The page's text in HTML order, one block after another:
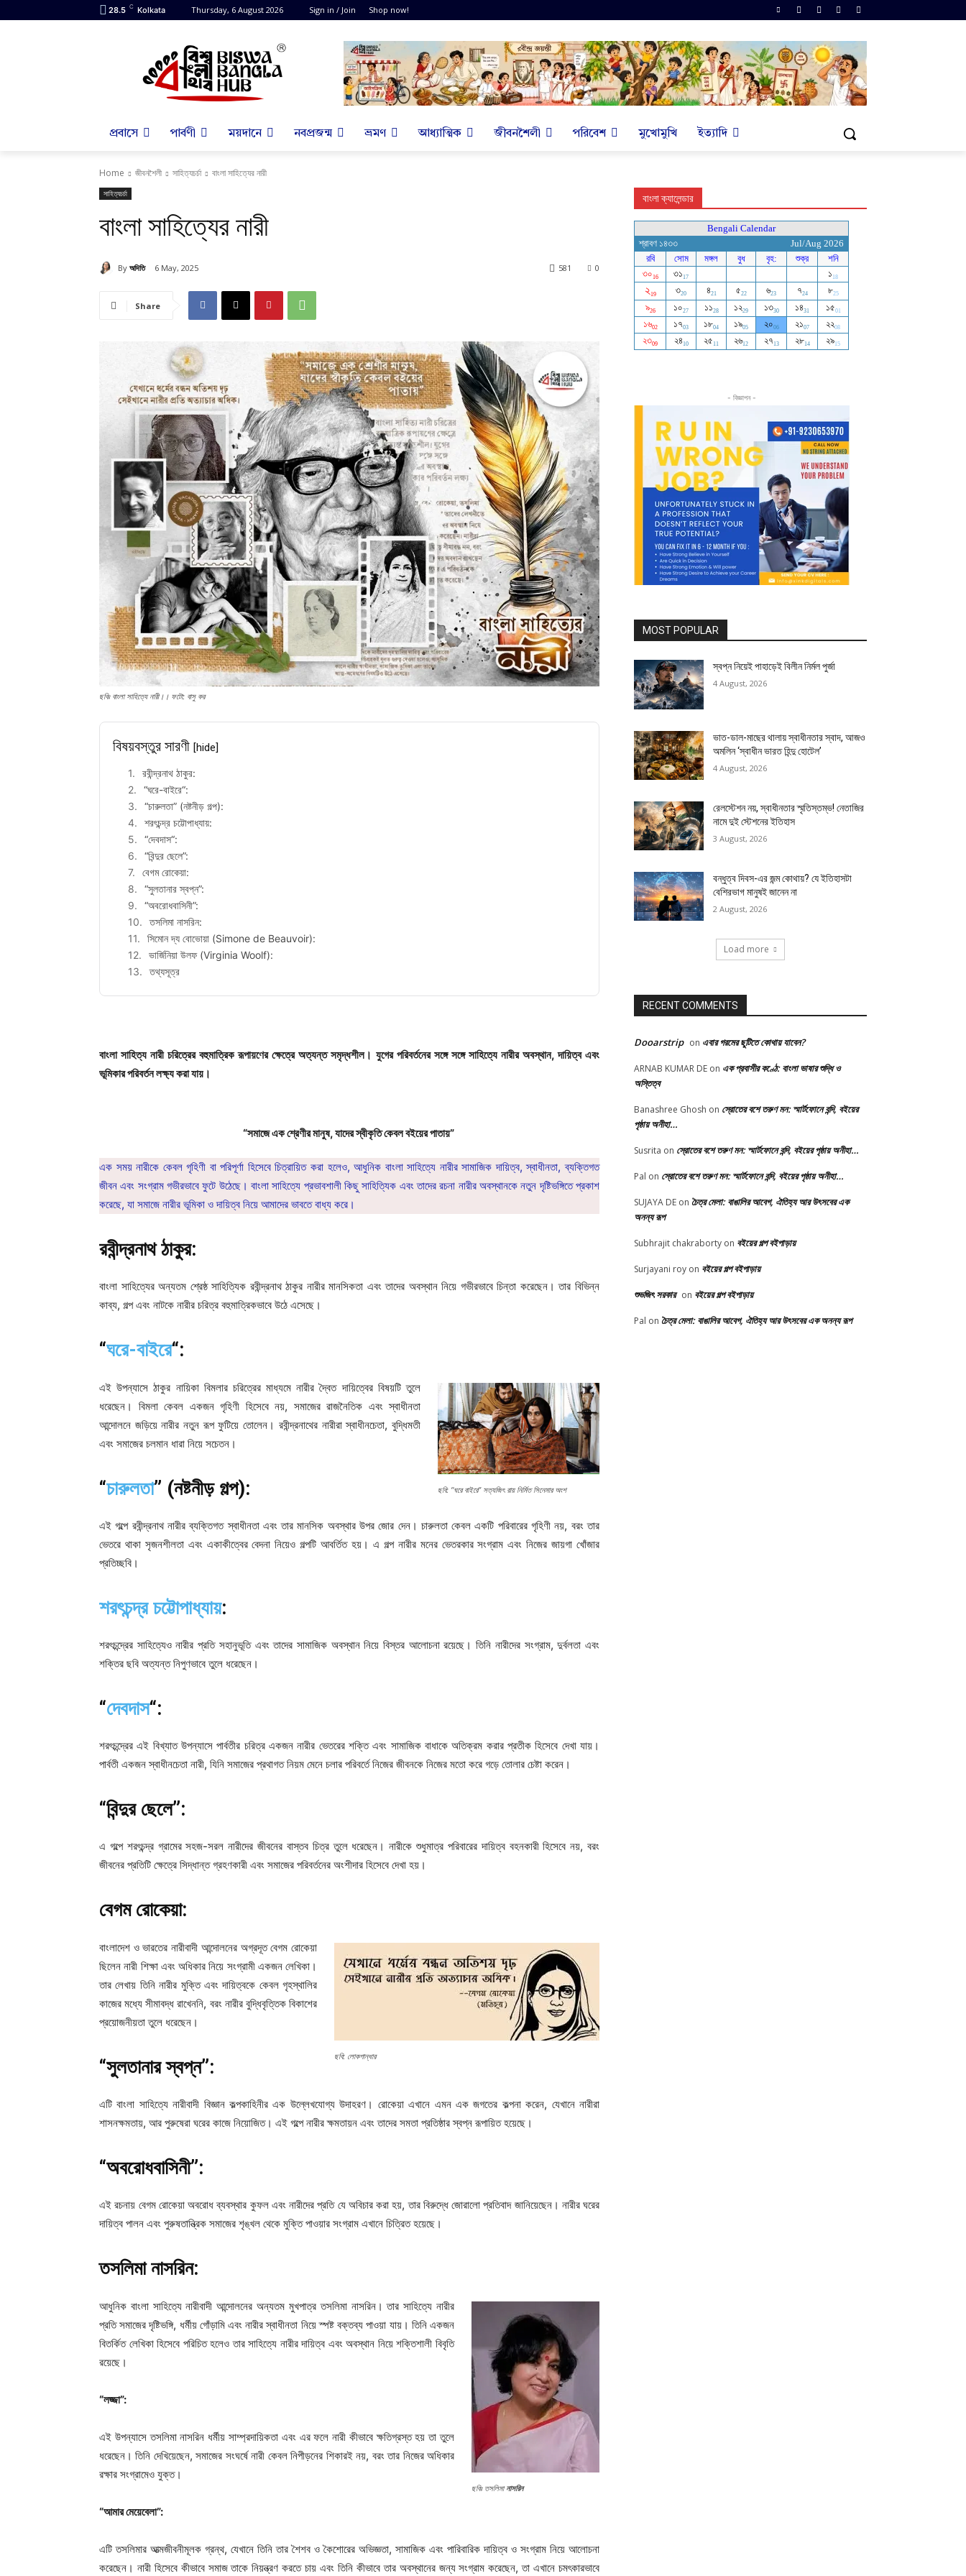
28.5 C Kolkata Thursday, 6 August 2026 Sign in / Join Shop now!
প্রবাসে পার্বণী ময়দানে নবপ্রজন্ম ভ্রমণ আধ্যাত্মিক জীবনশৈলী পরিবেশ মুখোমুখি ইত্যাদি
Home জীবনশৈলী সাহিত্যচর্চা বাংলা সাহিত্যের নারী
সাহিত্যচর্চা
বাংলা সাহিত্যের নারী
By অদিতি 6 May, 2025 0
581
Share
ছবিঃ বাংলা সাহিত্যে নারী।। ফটো: বাসু কর
বিষয়বস্তুর সারণী [hide]
রবীন্দ্রনাথ ঠাকুর:
“ঘরে-বাইরে“:
“চারুলতা” (নষ্টনীড় গল্প):
শরৎচন্দ্র চট্টোপাধ্যায়:
“দেবদাস“:
“বিন্দুর ছেলে”:
বেগম রোকেয়া:
“সুলতানার স্বপ্ন”:
“অবরোধবাসিনী”:
তসলিমা নাসরিন:
সিমোন দ্য বোভোয়া (Simone de Beauvoir):
ভার্জিনিয়া উলফ (Virginia Woolf):
তথ্যসূত্র
বাংলা সাহিত্য নারী চরিত্রের বহুমাত্রিক রূপায়ণের ক্ষেত্রে অত্যন্ত সমৃদ্ধশীল। যুগের পরিবর্তনের সঙ্গে সঙ্গে সাহিত্যে নারীর অবস্থান, দায়িত্ব এবং
ভূমিকার পরিবর্তন লক্ষ্য করা যায়।
“সমাজে এক শ্রেণীর মানুষ, যাদের স্বীকৃতি কেবল বইয়ের পাতায়”
এক সময় নারীকে কেবল গৃহিণী বা পরিপূর্ণা হিসেবে চিত্রায়িত করা হলেও, আধুনিক বাংলা সাহিত্যে নারীর সামাজিক দায়িত্ব, স্বাধীনতা, ব্যক্তিগত
জীবন এবং সংগ্রাম গভীরভাবে ফুটে উঠেছে। বাংলা সাহিত্যে প্রভাবশালী কিছু সাহিত্যিক এবং তাদের রচনা নারীর অবস্থানকে নতুন দৃষ্টিভঙ্গিতে প্রকাশ
করেছে, যা সমাজে নারীর ভূমিকা ও দায়িত্ব নিয়ে আমাদের ভাবতে বাধ্য করে।
রবীন্দ্রনাথ ঠাকুর:
বাংলা সাহিত্যের অন্যতম শ্রেষ্ঠ সাহিত্যিক রবীন্দ্রনাথ ঠাকুর নারীর মানসিকতা এবং তাদের অবস্থান নিয়ে গভীরভাবে চিন্তা করেছেন। তার বিভিন্ন
কাব্য, গল্প এবং নাটকে নারীর চরিত্র বহুমাত্রিকভাবে উঠে এসেছে।
“ঘরে-বাইরে“:
ছবি: “ঘরে বাইরে” সত্যজিৎ রায় নির্মিত সিনেমার অংশ
এই উপন্যাসে ঠাকুর নায়িকা বিমলার চরিত্রের মাধ্যমে নারীর দ্বৈত দায়িত্বের বিষয়টি তুলে
ধরেছেন। বিমলা কেবল একজন গৃহিণী হিসেবে নয়, সমাজের রাজনৈতিক এবং স্বাধীনতা
আন্দোলনে জড়িয়ে নারীর নতুন রূপ ফুটিয়ে তোলেন। রবীন্দ্রনাথের নারীরা স্বাধীনচেতা, বুদ্ধিমতী
এবং সমাজের চলমান ধারা নিয়ে সচেতন।
“চারুলতা” (নষ্টনীড় গল্প):
এই গল্পে রবীন্দ্রনাথ নারীর ব্যক্তিগত স্বাধীনতা এবং তার মানসিক অবস্থার উপর জোর দেন। চারুলতা কেবল একটি পরিবারের গৃহিণী নয়, বরং তার
ভেতরে থাকা সৃজনশীলতা এবং একাকীত্বের বেদনা নিয়েও গল্পটি আবর্তিত হয়। এ গল্প নারীর মনের ভেতরকার সংগ্রাম এবং নিজের জায়গা খোঁজার
প্রতিচ্ছবি।
শরৎচন্দ্র চট্টোপাধ্যায়:
শরৎচন্দ্রের সাহিত্যেও নারীর প্রতি সহানুভূতি এবং তাদের সামাজিক অবস্থান নিয়ে বিস্তর আলোচনা রয়েছে। তিনি নারীদের সংগ্রাম, দুর্বলতা এবং
শক্তির ছবি অত্যন্ত নিপুণভাবে তুলে ধরেছেন।
“দেবদাস“:
শরৎচন্দ্রের এই বিখ্যাত উপন্যাসে পার্বতীর চরিত্র একজন নারীর ভেতরের শক্তি এবং সামাজিক বাধাকে অতিক্রম করার প্রতীক হিসেবে দেখা যায়।
পার্বতী একজন স্বাধীনচেতা নারী, যিনি সমাজের প্রথাগত নিয়ম মেনে চলার পরিবর্তে নিজের জীবনকে নিজের মতো করে গড়ে তোলার চেষ্টা করেন।
“বিন্দুর ছেলে”:
এ গল্পে শরৎচন্দ্র গ্রামের সহজ-সরল নারীদের জীবনের বাস্তব চিত্র তুলে ধরেছেন। নারীকে শুধুমাত্র পরিবারের দায়িত্ব বহনকারী হিসেবে নয়, বরং
জীবনের প্রতিটি ক্ষেত্রে সিদ্ধান্ত গ্রহণকারী এবং সমাজের পরিবর্তনের অংশীদার হিসেবে দেখা হয়।
বেগম রোকেয়া:
ছবি: লোকগান্ধার
বাংলাদেশ ও ভারতের নারীবাদী আন্দোলনের অগ্রদূত বেগম রোকেয়া
ছিলেন নারী শিক্ষা এবং অধিকার নিয়ে সংগ্রামী একজন লেখিকা।
তার লেখায় তিনি নারীর মুক্তি এবং দায়িত্বকে কেবল গৃহস্থালির
কাজের মধ্যে সীমাবদ্ধ রাখেননি, বরং নারীর বুদ্ধিবৃত্তিক বিকাশের
প্রয়োজনীয়তা তুলে ধরেছেন।
“সুলতানার স্বপ্ন”:
এটি বাংলা সাহিত্যে নারীবাদী বিজ্ঞান কল্পকাহিনীর এক উল্লেখযোগ্য উদাহরণ। রোকেয়া এখানে এমন এক জগতের কল্পনা করেন, যেখানে নারীরা
শাসনক্ষমতায়, আর পুরুষেরা ঘরের কাজে নিয়োজিত। এই গল্পে নারীর ক্ষমতায়ন এবং তাদের সমতা প্রতিষ্ঠার স্বপ্ন রূপায়িত হয়েছে।
“অবরোধবাসিনী”:
এই রচনায় বেগম রোকেয়া অবরোধ ব্যবস্থার কুফল এবং নারীদের প্রতি যে অবিচার করা হয়, তার বিরুদ্ধে জোরালো প্রতিবাদ জানিয়েছেন। নারীর ঘরের
দায়িত্ব পালন এবং পুরুষতান্ত্রিক সমাজের শৃঙ্খল থেকে মুক্তি পাওয়ার সংগ্রাম এখানে চিত্রিত হয়েছে।
তসলিমা নাসরিন:
ছবিঃ তসলিমানাসরিন
আধুনিক বাংলা সাহিত্যে নারীবাদী আন্দোলনের অন্যতম মুখপাত্র তসলিমা নাসরিন। তার সাহিত্যে নারীর
প্রতি সমাজের দৃষ্টিভঙ্গি, ধর্মীয় গোঁড়ামি এবং নারীর স্বাধীনতা নিয়ে স্পষ্ট বক্তব্য পাওয়া যায়। তিনি একজন
বিতর্কিত লেখিকা হিসেবে পরিচিত হলেও তার সাহিত্যে নারীর দায়িত্ব এবং অবস্থান নিয়ে শক্তিশালী বিবৃতি
রয়েছে।
“লজ্জা”:
এই উপন্যাসে তসলিমা নাসরিন ধর্মীয় সাম্প্রদায়িকতা এবং এর ফলে নারী কীভাবে ক্ষতিগ্রস্ত হয় তা তুলে
ধরেছেন। তিনি দেখিয়েছেন, সমাজের সংঘর্ষে নারী কেবল নিপীড়নের শিকারই নয়, বরং তার নিজের অধিকার
রক্ষার সংগ্রামেও যুক্ত।
“আমার মেয়েবেলা”:
এটি তসলিমার আত্মজীবনীমূলক গ্রন্থ, যেখানে তিনি তার শৈশব ও কৈশোরের অভিজ্ঞতা, সামাজিক এবং পারিবারিক দায়িত্ব ও সংগ্রাম নিয়ে আলোচনা
করেছেন। নারী হিসেবে কীভাবে সমাজ তাকে নিয়ন্ত্রণ করতে চায় এবং তিনি কীভাবে তার অবস্থানের জন্য সংগ্রাম করেছেন, তা এখানে চমৎকারভাবে
বাংলা ক্যালেন্ডার
- বিজ্ঞাপন -
MOST POPULAR
স্বপ্ন নিয়েই পাহাড়েই বিলীন নির্মল পুর্জা
4 August, 2026
ভাত-ডাল-মাছের থালায় স্বাধীনতার স্বাদ, আজও
অমলিন ‘স্বাধীন ভারত হিন্দু হোটেল’
4 August, 2026
রেলস্টেশন নয়, স্বাধীনতার স্মৃতিস্তম্ভ! নেতাজির
নামে দুই স্টেশনের ইতিহাস
3 August, 2026
বন্ধুত্ব দিবস-এর জন্ম কোথায়? যে ইতিহাসটা
বেশিরভাগ মানুষই জানেন না
2 August, 2026
Load more
RECENT COMMENTS
Dooarstrip on এবার গরমের ছুটিতে কোথায় যাবেন?
ARNAB KUMAR DE on এক প্রবাসীর কণ্ঠে: বাংলা ভাষার শুদ্ধি ও
অস্তিত্ব
Banashree Ghosh on স্রোতের বশে তরুণ মন: স্মার্টফোনে বন্দি, বইয়ের
পৃষ্ঠায় অনীহা…
Susrita on স্রোতের বশে তরুণ মন: স্মার্টফোনে বন্দি, বইয়ের পৃষ্ঠায় অনীহা…
Pal on স্রোতের বশে তরুণ মন: স্মার্টফোনে বন্দি, বইয়ের পৃষ্ঠায় অনীহা…
SUJAYA DE on চৈত্র মেলা: বাঙালির আবেগ, ঐতিহ্য আর উৎসবের এক
অনন্য রূপ
Subhrajit chakraborty on বইয়ের গল্প বইপাড়ায়
Surjayani roy on বইয়ের গল্প বইপাড়ায়
শুভজিৎ সরকার on বইয়ের গল্প বইপাড়ায়
Pal on চৈত্র মেলা: বাঙালির আবেগ, ঐতিহ্য আর উৎসবের এক অনন্য রূপ